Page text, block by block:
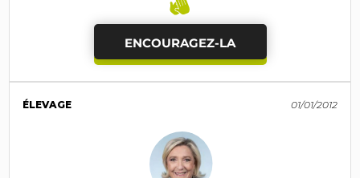
ENCOURAGEZ-LA
ÉLEVAGE 01/01/2012